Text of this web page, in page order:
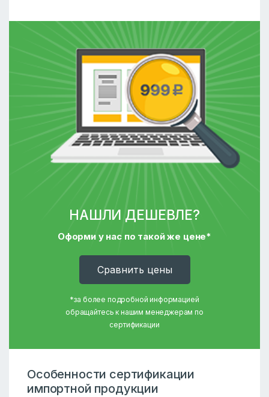
НАШЛИ ДЕШЕВЛЕ?
Оформи у нас по такой же цене*
Cравнить цены
*за более подробной информацией
обращайтесь к нашим менеджерам по
сертификации
Особенности сертификации
импортной продукции